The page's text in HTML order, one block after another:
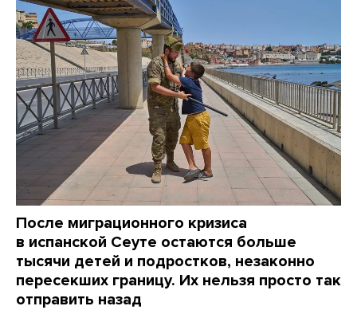
После миграционного кризиса
в испанской Сеуте остаются больше
тысячи детей и подростков, незаконно
пересекших границу. Их нельзя просто так
отправить назад